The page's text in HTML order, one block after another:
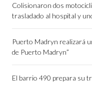
Colisionaron dos
trasladado al hospital y
Puerto Madryn realizará
de Puerto Madryn”
El barrio 490 prepara su